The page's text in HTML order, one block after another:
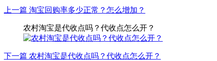
上一篇 淘宝回购率多少正常？怎么增加？
农村淘宝是代收点吗？代收点怎么开？
下一篇 农村淘宝是代收点吗？代收点怎么开？